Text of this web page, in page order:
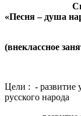
«Песня – душа
(внеклассное
Цели : - развитие
русского народа